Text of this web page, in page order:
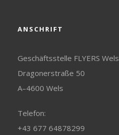
ANSCHRIFT
Geschäftsstelle FLYERS Wels
Dragonerstraße 50
A–4600 Wels
Telefon:
+43 677 64878299